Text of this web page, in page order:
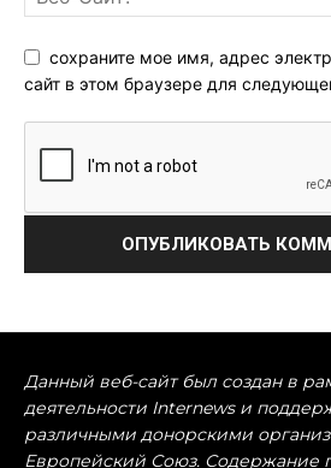
сохраните мое имя, адрес
сайт в этом браузере для
Данный веб-сайт был создан в
деятельности Internews и
различными донорскими
Европейский Союз. Содержание